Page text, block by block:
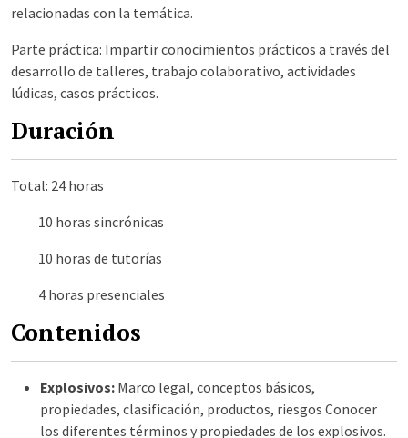
relacionadas con la temática.
Parte práctica: Impartir conocimientos prácticos a través del
desarrollo de talleres, trabajo colaborativo, actividades
lúdicas, casos prácticos.
Duración
Total: 24 horas
10 horas sincrónicas
10 horas de tutorías
4 horas presenciales
Contenidos
Explosivos: Marco legal, conceptos básicos,
propiedades, clasificación, productos, riesgos Conocer
los diferentes términos y propiedades de los explosivos.